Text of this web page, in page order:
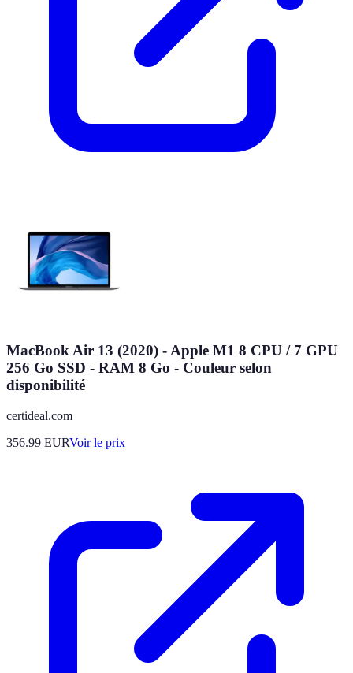
MacBook Air 13 (2020) - Apple M1 8 CPU / 7 GPU
256 Go SSD - RAM 8 Go - Couleur selon
disponibilité
certideal.com
356.99 EURVoir le prix